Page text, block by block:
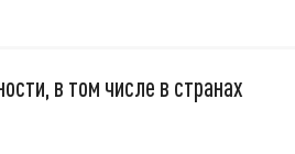
в том числе в странах